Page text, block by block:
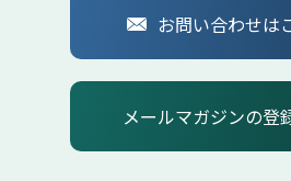
お問い合わせは
メールマガジンの登